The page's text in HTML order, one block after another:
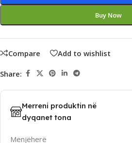
Buy Now
Compare Add to wishlist
Share:
Merreni produktin në
dyqanet tona
Menjëherë